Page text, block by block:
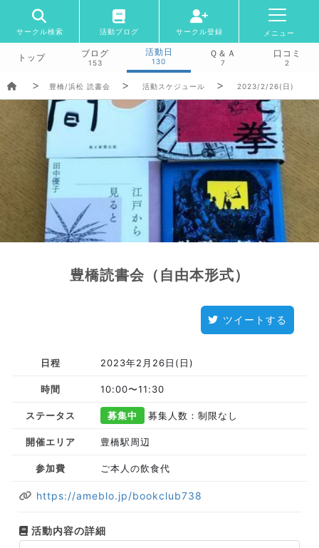
サークル検索 活動ブログ サークル登録 メニュー
トップ ブログ
153
活動日
130
Ｑ＆Ａ
7
口コミ
2
豊橋/浜松 読書会 活動スケジュール 2023/2/26(日)
豊橋読書会（自由本形式）
ツイートする
日程 2023年2月26日(日)
時間 10:00〜11:30
ステータス 募集中 募集人数：制限なし
開催エリア 豊橋駅周辺
参加費 ご本人の飲食代
https://ameblo.jp/bookclub738
活動内容の詳細